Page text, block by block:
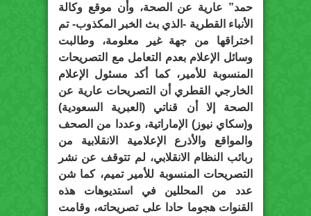
حمد” عارية عن الصحة، وأن موقع وكالة
الأنباء القطرية -الذي بث الخبر المكذوب- تم
اختراقها من جهة غير معلومة، وطالبت
وسائل الإعلام بعدم التعامل مع التصريحات
المنسوبة للأمير، كما أكد مسئول الإعلام
الخارجي القطري أن التصريحات عارية عن
الصحة إلا أن قناتي (العبرية السعودية)
و(سكاي نيوز) الإماراتية، وعددا من الصحف
والمواقع والأذرع الإعلامية الانقلابية من
ربائب النظام الانقلابي، لم تتوقف عن نشر
التصريحات المنسوبة للأمير تميم، كما شن
عدد من المحللين في استديوهات هذه
القنوات هجوما حادا على تصريحاته، وقامت